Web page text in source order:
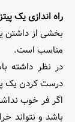
راه اندازی یک
بخشی از داشتن
مناسب است.
در نظر داشته
درست کردن یک
اگر فر خوب
باشد و نتواند